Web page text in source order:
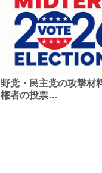
野党・民主党の攻撃材
権者の投票…